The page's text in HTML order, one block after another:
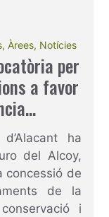
,Àrees, Notícies
per
a favor
i
la
2020.
ha
del Alcoy,
concessió de
de la
i